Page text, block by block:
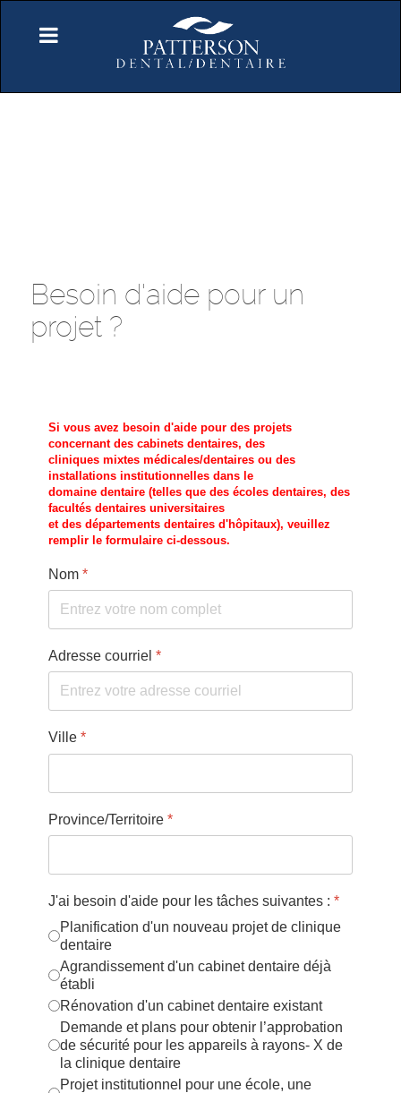
Besoin d'aide pour un
projet ?
Si vous avez besoin d'aide pour des projets
concernant des cabinets dentaires, des
cliniques mixtes médicales/dentaires ou des
installations institutionnelles dans le
domaine dentaire (telles que des écoles dentaires, des
facultés dentaires universitaires
et des départements dentaires d'hôpitaux), veuillez
remplir le formulaire ci-dessous.
Nom *
Adresse courriel *
Ville *
Province/Territoire *
J'ai besoin d'aide pour les tâches suivantes : *
Planification d'un nouveau projet de clinique
dentaire
Agrandissement d'un cabinet dentaire déjà
établi
Rénovation d'un cabinet dentaire existant
Demande et plans pour obtenir l’approbation
de sécurité pour les appareils à rayons- X de
la clinique dentaire
Projet institutionnel pour une école, une